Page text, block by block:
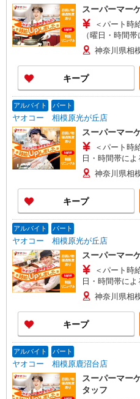
スーパーマー
＜パート時
（曜日・時間
降：時給1570
円 ■惣菜 時給1,420円〜1,670円（曜日・時間帯に
よる） 時給
土曜＋100円 ★日・祝＋
時給1,320円〜
給1320円〜 18
円 ★日・祝＋
集内容はお問い
神奈川県相
キープ
アルバイト パート
ヤオコー 相模原光が丘店
スーパーマー
＜パート時
日・時間帯に
給1470円〜 ★
ルバイトさんの
ださい
神奈川県相
キープ
アルバイト パート
ヤオコー 相模原光が丘店
スーパーマー
＜パート時
日・時間帯に
給1470円〜 ★
ルバイトさんの
ださい
神奈川県相
キープ
アルバイト パート
ヤオコー 相模原鹿沼台店
スーパーマー
タッフ